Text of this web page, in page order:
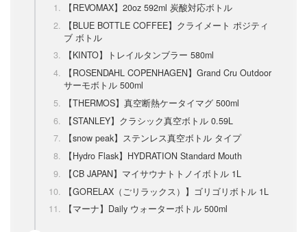
【REVOMAX】20oz 592ml 炭酸対応ボトル
【BLUE BOTTLE COFFEE】クライメート ポジティ
ブ ボトル
【KINTO】トレイルタンブラー 580ml
【ROSENDAHL COPENHAGEN】Grand Cru Outdoor
サーモボトル 500ml
【THERMOS】真空断熱ケータイマグ 500ml
【STANLEY】クラシック真空ボトル 0.59L
【snow peak】ステンレス真空ボトル タイプ
【Hydro Flask】HYDRATION Standard Mouth
【CB JAPAN】マイサウナトトノイボトル 1L
【GORELAX（ごリラックス）】ゴリゴリボトル 1L
【マーナ】Daily ウォーターボトル 500ml